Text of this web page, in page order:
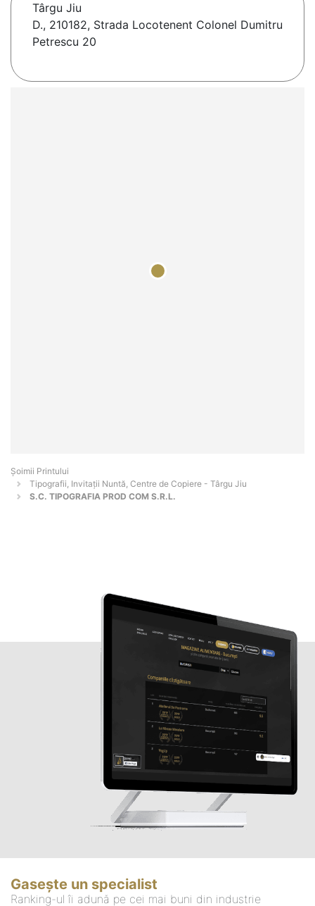
Târgu Jiu
D., 210182, Strada Locotenent Colonel Dumitru
Petrescu 20
Şoimii Printului
Tipografii, Invitații Nuntă, Centre de Copiere - Târgu Jiu
S.C. TIPOGRAFIA PROD COM S.R.L.
Gasește un specialist
Ranking-ul îi adună pe cei mai buni din industrie